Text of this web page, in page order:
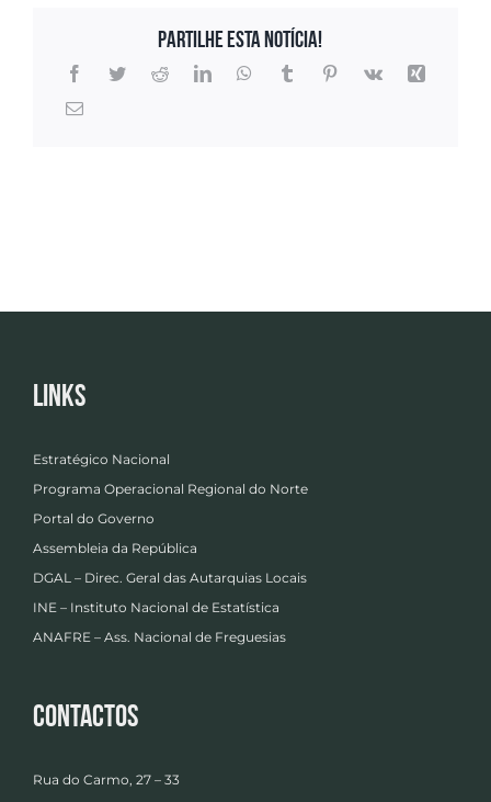
Partilhe esta notícia!
Links
Estratégico Nacional
Programa Operacional Regional do Norte
Portal do Governo
Assembleia da República
DGAL – Direc. Geral das Autarquias Locais
INE – Instituto Nacional de Estatística
ANAFRE – Ass. Nacional de Freguesias
Contactos
Rua do Carmo, 27 – 33